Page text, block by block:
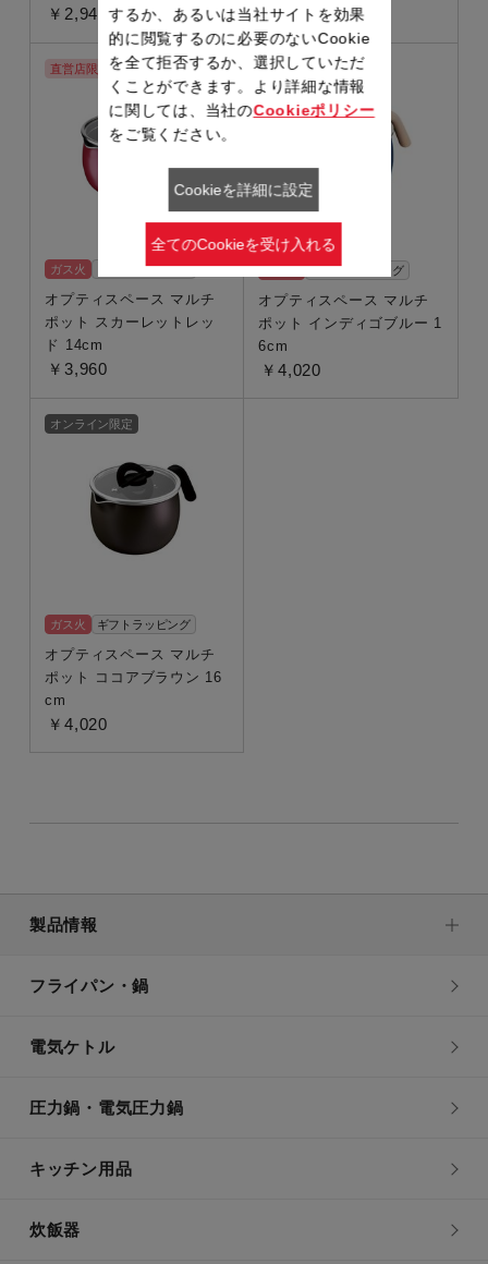
￥2,948 ￥3,608
直営店限定
ガス火 ギフトラッピング
オプティスペース マルチ
ポット スカーレットレッ
ド 14cm
￥3,960
オンライン限定
ガス火 ギフトラッピング
オプティスペース マルチ
ポット インディゴブルー 1
6cm
￥4,020
オンライン限定
ガス火 ギフトラッピング
オプティスペース マルチ
ポット ココアブラウン 16
cm
￥4,020
製品情報
フライパン・鍋
電気ケトル
圧力鍋・電気圧力鍋
キッチン用品
炊飯器
するか、あるいは当社サイトを効果
的に閲覧するのに必要のないCookie
を全て拒否するか、選択していただ
くことができます。より詳細な情報
に関しては、当社のCookieポリシー
をご覧ください。
Cookieを詳細に設定
全てのCookieを受け入れる